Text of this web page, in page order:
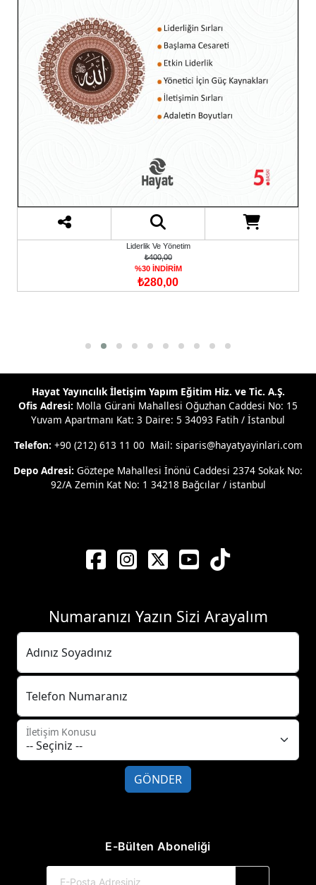
Liderlik Ve Yönetim
₺400,00
%30 İNDİRİM
₺280,00
Hayat Yayıncılık İletişim Yapım Eğitim Hiz. ve Tic. A.Ş.
Ofis Adresi: Molla Gürani Mahallesi Oğuzhan Caddesi No: 15
Yuvam Apartmanı Kat: 3 Daire: 5 34093 Fatih / İstanbul
Telefon: +90 (212) 613 11 00 Mail: siparis@hayatyayinlari.com
Depo Adresi: Göztepe Mahallesi İnönü Caddesi 2374 Sokak No:
92/A Zemin Kat No: 1 34218 Bağcılar / istanbul
Numaranızı Yazın Sizi Arayalım
Adınız Soyadınız
Telefon Numaranız
İletişim Konusu
GÖNDER
E-Bülten Aboneliği